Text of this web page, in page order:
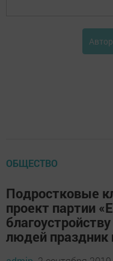
ОБЩЕСТВО
Подростковые
проект партии
людей